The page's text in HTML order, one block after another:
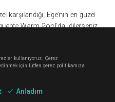
karşılandığı, Ege’nin en güzel
Warm Pool’da, dilerseniz
taze yaz meyveleri ile
ritmine kapılır, dilerseniz
dünya’nın dört bir yanından
kullanıyoruz. Çerez
için lütfen çerez politikamıza
Anladım